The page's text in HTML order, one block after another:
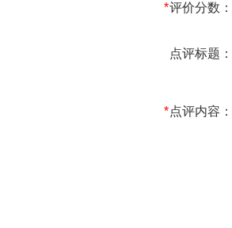
*评价分数：
点评标题：
*点评内容：